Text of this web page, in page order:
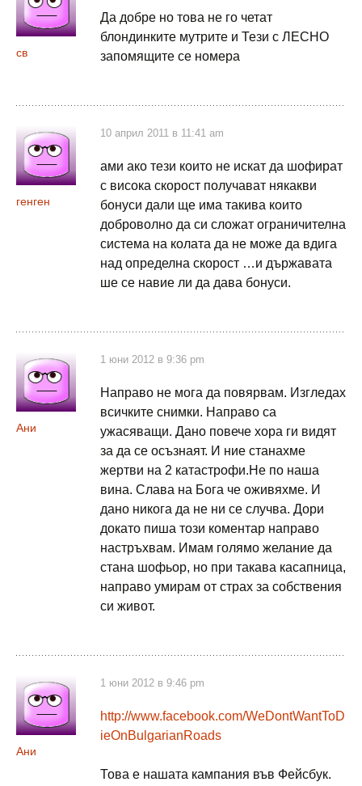
св
Да добре но това не го четат
блондинките мутрите и Тези с ЛЕСНО
запомящите се номера
генген
10 април 2011 в 11:41 am
ами ако тези които не искат да шофират
с висока скорост получават някакви
бонуси дали ще има такива които
доброволно да си сложат ограничителна
система на колата да не може да вдига
над определна скорост …и държавата
ше се навие ли да дава бонуси.
Ани
1 юни 2012 в 9:36 pm
Направо не мога да повярвам. Изгледах
всичките снимки. Направо са
ужасяващи. Дано повече хора ги видят
за да се осъзнаят. И ние станахме
жертви на 2 катастрофи.Не по наша
вина. Слава на Бога че оживяхме. И
дано никога да не ни се случва. Дори
докато пиша този коментар направо
настръхвам. Имам голямо желание да
стана шофьор, но при такава касапница,
направо умирам от страх за собствения
си живот.
Ани
1 юни 2012 в 9:46 pm
http://www.facebook.com/WeDontWantToD
ieOnBulgarianRoads
Това е нашата кампания във Фейсбук.